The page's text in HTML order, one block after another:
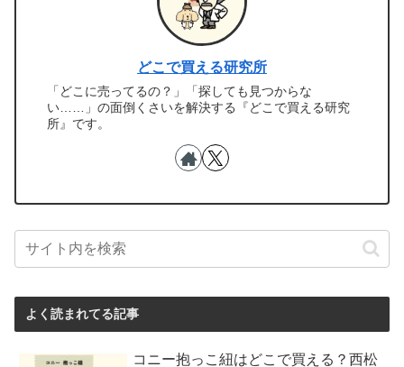
どこで買える研究所
「どこに売ってるの？」「探しても見つからな
い……」の面倒くさいを解決する『どこで買える研究
所』です。
よく読まれてる記事
コニー抱っこ紐はどこで買える？西松